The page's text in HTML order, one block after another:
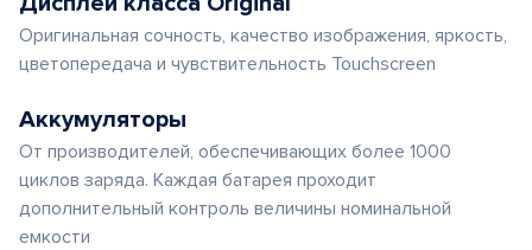
Оригинальная сочность, качество изображения, яркость,
цветопередача и чувствительность Touchscreen
Аккумуляторы
От производителей, обеспечивающих более 1000
циклов заряда. Каждая батарея проходит
дополнительный контроль величины номинальной
емкости